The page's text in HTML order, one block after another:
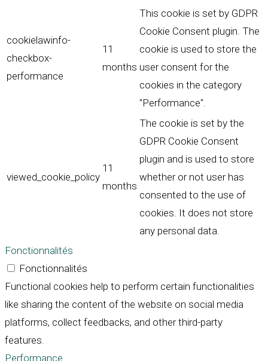
cookielawinfo-
checkbox-
performance
11
months
This cookie is set by GDPR
Cookie Consent plugin. The
cookie is used to store the
user consent for the
cookies in the category
"Performance".
viewed_cookie_policy
11
months
The cookie is set by the
GDPR Cookie Consent
plugin and is used to store
whether or not user has
consented to the use of
cookies. It does not store
any personal data.
Fonctionnalités
Fonctionnalités
Functional cookies help to perform certain functionalities
like sharing the content of the website on social media
platforms, collect feedbacks, and other third-party
features.
Performance